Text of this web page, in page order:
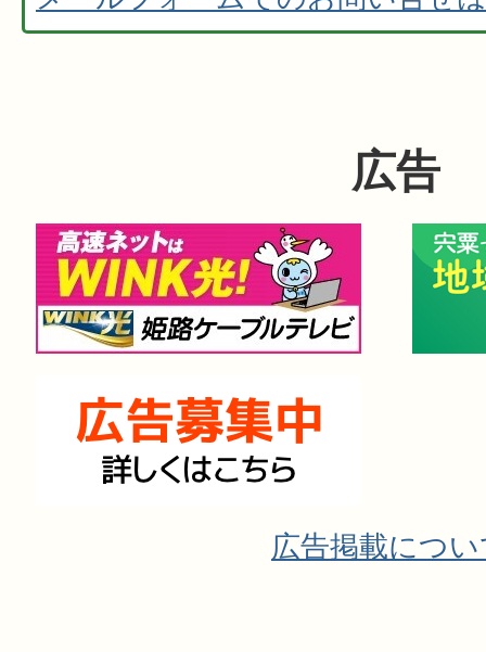
広告
広告掲載につ